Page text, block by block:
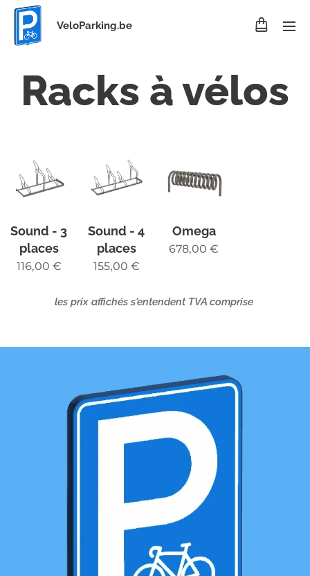
VeloParking.be
Racks à vélos
Sound - 3
places
116,00 €
Sound - 4
places
155,00 €
Omega
678,00 €
les prix affichés s'entendent TVA comprise